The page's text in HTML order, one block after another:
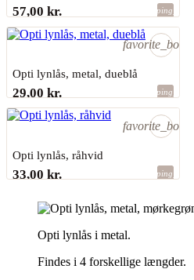
57,00 kr. shopping_bag
Sidste varer på lager
favorite_border
Opti lynlås, metal, dueblå
29,00 kr. shopping_bag
Sidste varer på lager
favorite_border
Opti lynlås, råhvid
33,00 kr. shopping_bag
Opti lynlås i metal.
Findes i 4 forskellige længder.